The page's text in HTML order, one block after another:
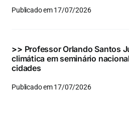
Publicado em 17/07/2026
>> Professor Orlando Santos
climática em seminário
cidades
Publicado em 17/07/2026